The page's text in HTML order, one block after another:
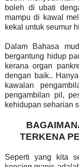
boleh di ubati
mampu di kawal
kekal untuk seumur
Dalam Bahasa
bergantung hidup
kerana organ
dengan baik..
kawalan
pengambilan pil,
kehidupan seharian
TERKENA
Seperti yang kita